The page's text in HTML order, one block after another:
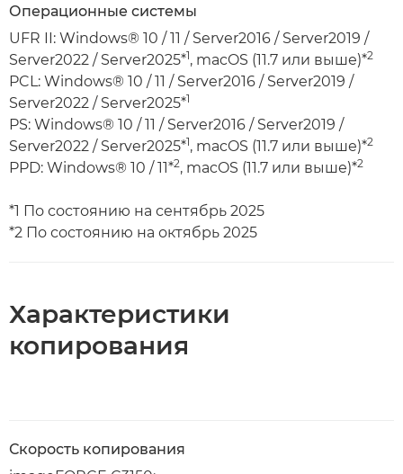
Операционные системы
UFR II: Windows® 10 / 11 / Server2016 / Server2019 /
Server2022 / Server2025*1, macOS (11.7 или выше)*2
PCL: Windows® 10 / 11 / Server2016 / Server2019 /
Server2022 / Server2025*1
PS: Windows® 10 / 11 / Server2016 / Server2019 /
Server2022 / Server2025*1, macOS (11.7 или выше)*2
PPD: Windows® 10 / 11*2, macOS (11.7 или выше)*2
*1 По состоянию на сентябрь 2025
*2 По состоянию на октябрь 2025
Характеристики
копирования
Скорость копирования